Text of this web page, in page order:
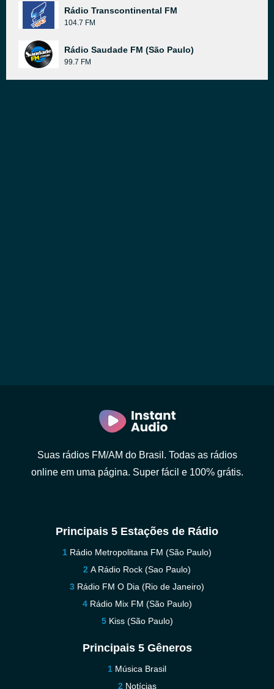
Rádio Transcontinental FM
104.7 FM
Rádio Saudade FM (São Paulo)
99.7 FM
Suas rádios FM/AM do Brasil. Todas as rádios
online em uma página. Super fácil e 100% grátis.
Principais 5 Estações de Rádio
Rádio Metropolitana FM (São Paulo)
A Rádio Rock (Sao Paulo)
Rádio FM O Dia (Rio de Janeiro)
Rádio Mix FM (São Paulo)
Kiss (São Paulo)
Principais 5 Gêneros
Música Brasil
Notícias